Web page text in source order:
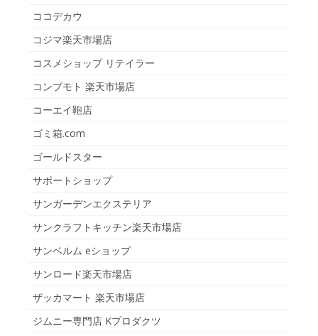
ココデカウ
コジマ楽天市場店
コスメショップ リテイラー
コンプモト 楽天市場店
コーエイ鞄店
ゴミ箱.com
ゴールドスター
サポートショップ
サンガーデンエクステリア
サンクラフトキッチン楽天市場店
サンベルム eショップ
サンロード楽天市場店
ザッカマート 楽天市場店
ジムニー専門店 Kプロダクツ